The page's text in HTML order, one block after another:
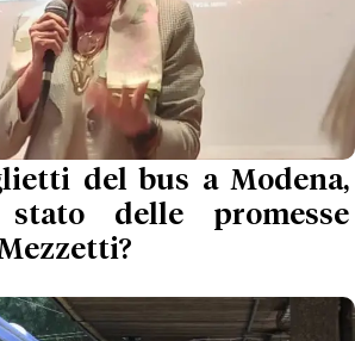
del bus a Modena,
delle promesse